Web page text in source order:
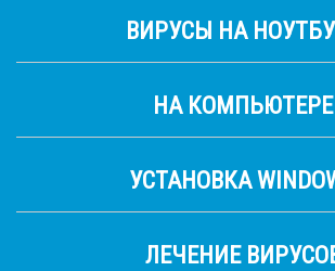
ВИРУСЫ НА
НА КОМПЬЮТЕРЕ
УСТАНОВКА
ЛЕЧЕНИЕ